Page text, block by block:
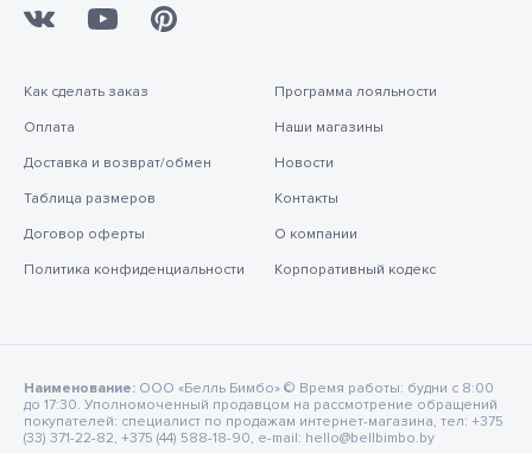
Как сделать заказ
Оплата
Доставка и возврат/обмен
Таблица размеров
Договор оферты
Политика конфиденциальности
Программа лояльности
Наши магазины
Новости
Контакты
О компании
Корпоративный кодекс
Наименование: ООО «Белль Бимбо» © Время работы: будни с 8:00
до 17:30. Уполномоченный продавцом на рассмотрение обращений
покупателей: специалист по продажам интернет-магазина, тел: +375
(33) 371-22-82, +375 (44) 588-18-90, e-mail: hello@bellbimbo.by